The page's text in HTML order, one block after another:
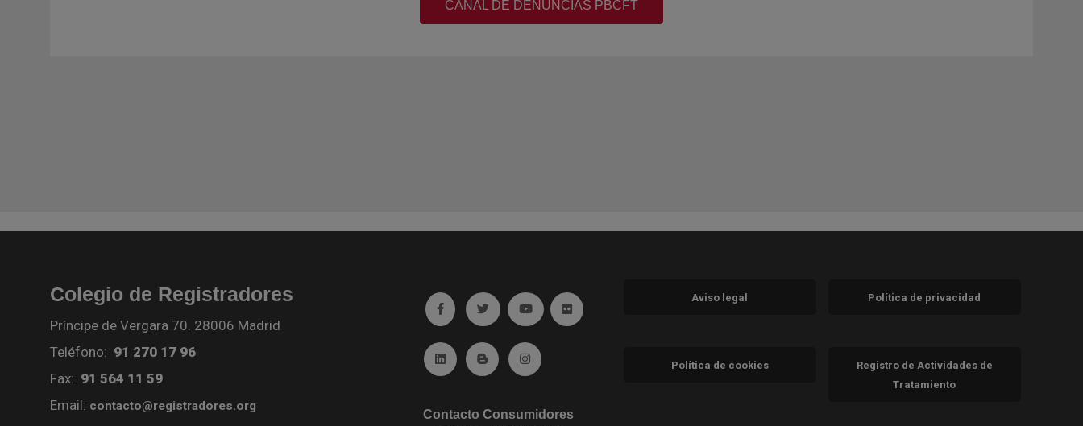
CANAL DE DENUNCIAS PBCFT
Colegio de Registradores
Príncipe de Vergara 70. 28006 Madrid
Teléfono: 91 270 17 96
Fax: 91 564 11 59
Email: contacto@registradores.org
Ir a facebook (abre en ventana nueva)
Ir a twitter (abre en ventana nueva)
Ir a YouTube (abre en ventana nueva)
Ir a Flickr (abre en ventana nueva)
Ir a Linkedin (abre en ventana nueva)
Ir al Blog (abre en ventana nueva)
Ir a Instagram (abre en ventana nueva)
Contacto Consumidores
Aviso legal Política de privacidad
Política de cookies
Registro de Actividades de
Tratamiento